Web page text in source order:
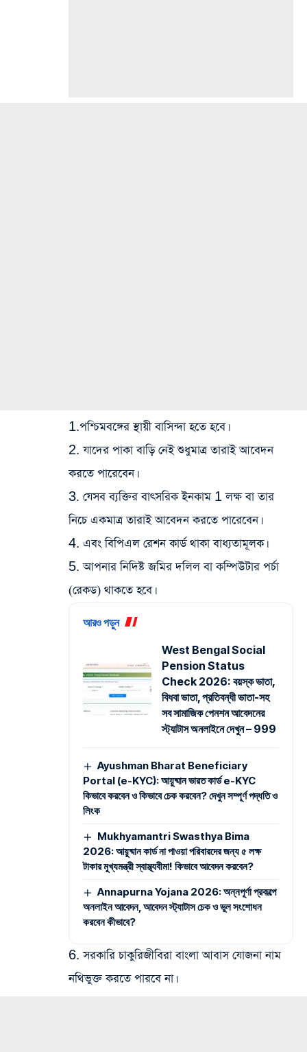
1.পশ্চিমবঙ্গের স্থায়ী বাসিন্দা হতে হবে।
2. যাদের পাকা বাড়ি নেই শুধুমাত্র তারাই আবেদন
করতে পারেবেন।
3. যেসব ব্যক্তির বাৎসরিক ইনকাম 1 লক্ষ বা তার
নিচে একমাত্র তারাই আবেদন করতে পারেবেন।
4. এবং বিপিএল রেশন কার্ড থাকা বাধ্যতামূলক।
5. আপনার নিদিষ্ট জমির দলিল বা কম্পিউটার পর্চা
(রেকড) থাকতে হবে।
আরও পড়ুন
West Bengal Social
Pension Status
Check 2026: বয়স্ক ভাতা,
বিধবা ভাতা, প্রতিবন্ধী ভাতা-সহ
সব সামাজিক পেনশন আবেদনের
স্ট্যাটাস অনলাইনে দেখুন – 999
Ayushman Bharat Beneficiary
Portal (e-KYC): আয়ুষ্মান ভারত কার্ড e-KYC
কিভাবে করবেন ও কিভাবে চেক করবেন? দেখুন সম্পূর্ণ পদ্ধতি ও
লিংক
Mukhyamantri Swasthya Bima
2026: আয়ুষ্মান কার্ড না পাওয়া পরিবারদের জন্য ৫ লক্ষ
টাকার মুখ্যমন্ত্রী স্বাস্থ্যবীমা! কিভাবে আবেদন করবেন?
Annapurna Yojana 2026: অন্নপূর্ণা প্রকল্পে
অনলাইন আবেদন, আবেদন স্ট্যাটাস চেক ও ভুল সংশোধন
করবেন কীভাবে?
6. সরকারি চাকুরিজীবিরা বাংলা আবাস যোজনা নাম
নথিভুক্ত করতে পারবে না।